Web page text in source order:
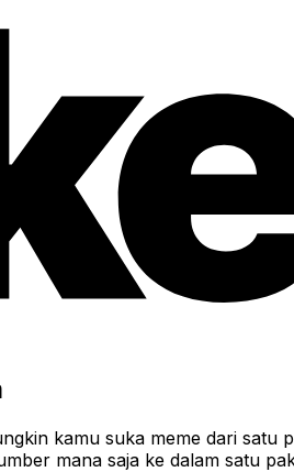
kamu suka meme dari satu
mana saja ke dalam satu